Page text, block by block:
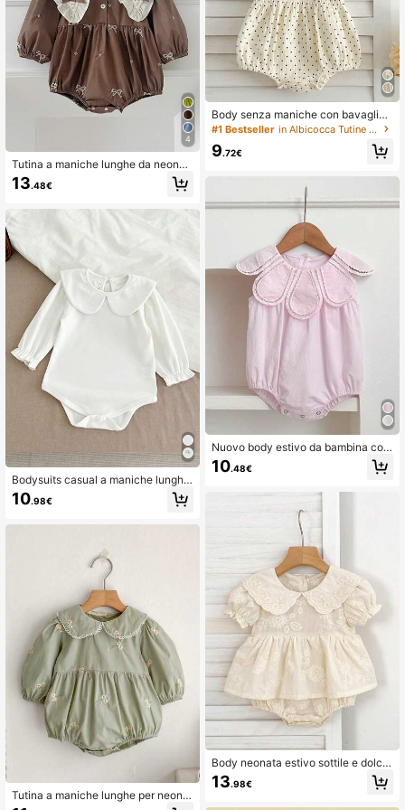
4
Tutina a maniche lunghe da neonat
a con colletto a farfalla ricamato flo
reale, adatta per primavera/autunno
13.48€
Bodysuits casual a maniche lunghe
da bambina con colletto Peter Pan,
in colore unito, per primavera e autu
10.98€
Tutina a maniche lunghe per neonat
Body senza maniche con bavaglino
a fiori piccoli per bambine
#1 Bestseller in Albicocca Tutine per bambine
9.72€
Nuovo body estivo da bambina con
colletto arricciato e senza maniche
10.48€
Body neonata estivo sottile e dolce
con ricamo
13.98€